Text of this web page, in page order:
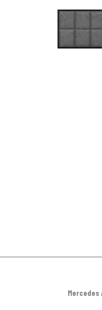
Mercedes